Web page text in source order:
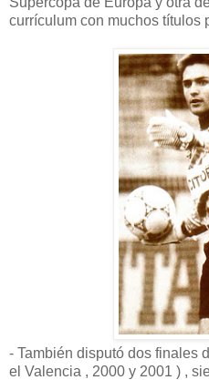
currículum con muchos títulos
- También disputó dos finales
el Valencia , 2000 y 2001 ) ,